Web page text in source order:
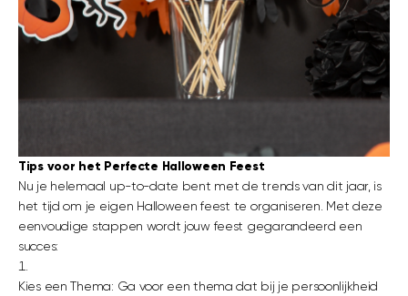
Tips voor het Perfecte Halloween Feest
Nu je helemaal up-to-date bent met de trends van dit jaar, is
het tijd om je eigen Halloween feest te organiseren. Met deze
eenvoudige stappen wordt jouw feest gegarandeerd een
succes:
Kies een Thema: Ga voor een thema dat bij je persoonlijkheid